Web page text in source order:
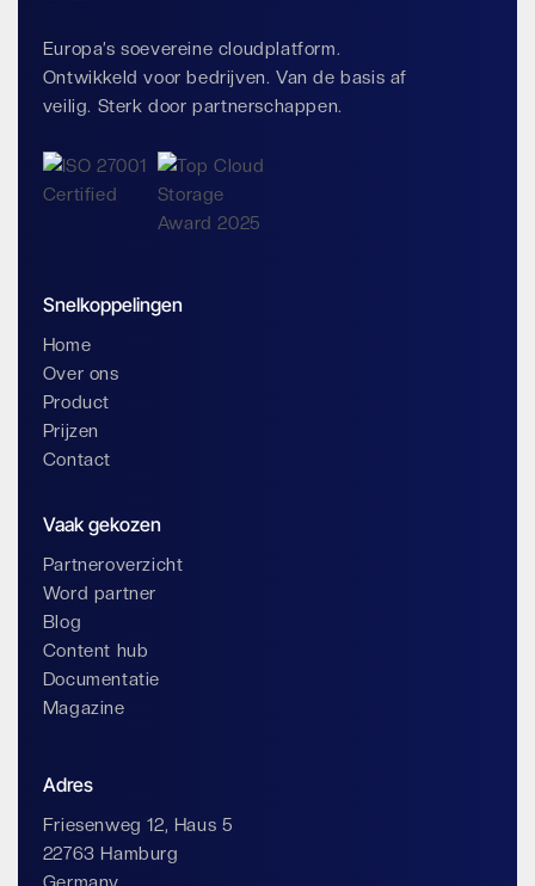
Europa’s soevereine cloudplatform.
Ontwikkeld voor bedrijven. Van de basis af
veilig. Sterk door partnerschappen.
Snelkoppelingen
Home
Over ons
Product
Prijzen
Contact
Vaak gekozen
Partneroverzicht
Word partner
Blog
Content hub
Documentatie
Magazine
Adres
Friesenweg 12, Haus 5
22763 Hamburg